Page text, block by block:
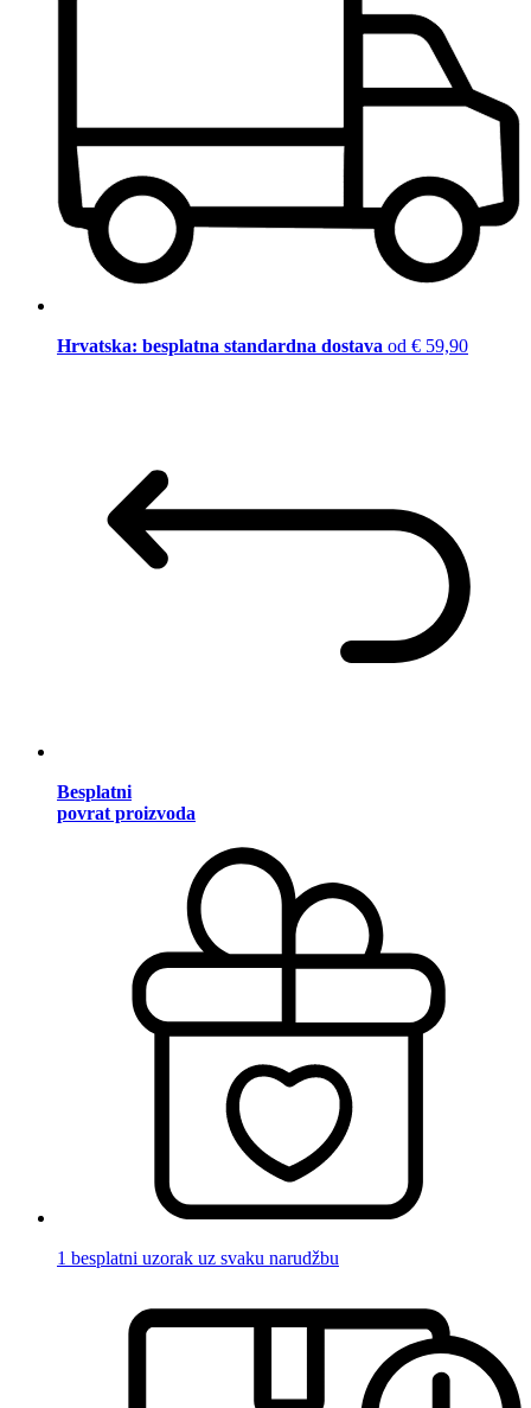
Hrvatska: besplatna standardna dostava od € 59,90
Besplatni
povrat proizvoda
1 besplatni uzorak uz svaku narudžbu